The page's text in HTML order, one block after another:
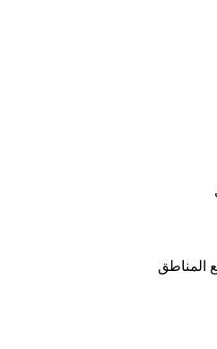
المناطق